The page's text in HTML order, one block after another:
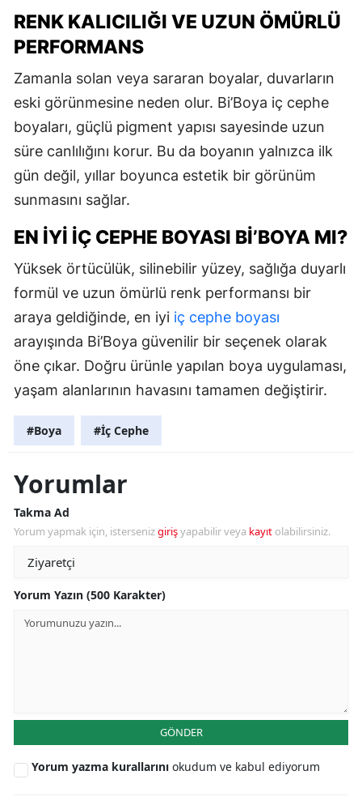
RENK KALICILIĞI VE UZUN ÖMÜRLÜ
PERFORMANS
Zamanla solan veya sararan boyalar, duvarların
eski görünmesine neden olur. Bi’Boya iç cephe
boyaları, güçlü pigment yapısı sayesinde uzun
süre canlılığını korur. Bu da boyanın yalnızca ilk
gün değil, yıllar boyunca estetik bir görünüm
sunmasını sağlar.
EN İYI İÇ CEPHE BOYASI BI’BOYA MI?
Yüksek örtücülük, silinebilir yüzey, sağlığa duyarlı
formül ve uzun ömürlü renk performansı bir
araya geldiğinde, en iyi iç cephe boyası
arayışında Bi’Boya güvenilir bir seçenek olarak
öne çıkar. Doğru ürünle yapılan boya uygulaması,
yaşam alanlarının havasını tamamen değiştirir.
#Boya #İç Cephe
Yorumlar
Takma Ad
Yorum yapmak için, istersenizgirişyapabilir veya kayıt olabilirsiniz.
Yorum Yazın (500 Karakter)
GÖNDER
Yorum yazma kurallarını okudum ve kabul ediyorum